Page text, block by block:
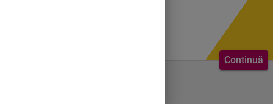
Continuă